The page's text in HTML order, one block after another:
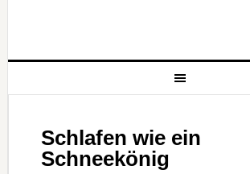
Schlafen wie ein
Schneekönig